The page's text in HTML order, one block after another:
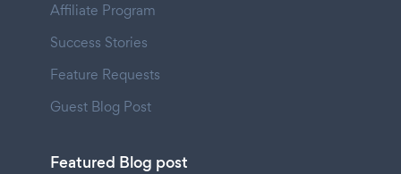
Affiliate Program
Success Stories
Feature Requests
Guest Blog Post
Featured Blog post